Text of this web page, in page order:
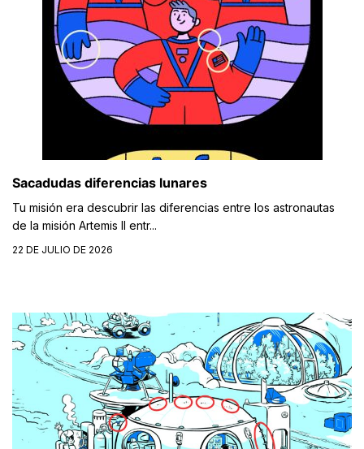
Sacadudas diferencias lunares
Tu misión era descubrir las diferencias entre los astronautas
de la misión Artemis II entr...
22 DE JULIO DE 2026